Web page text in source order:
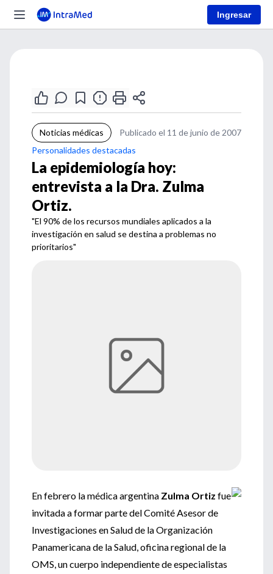
Ingresar
Noticias médicas
Publicado el 11 de junio de 2007
Personalidades destacadas
La epidemiología hoy:
entrevista a la Dra. Zulma
Ortiz.
"El 90% de los recursos mundiales aplicados a la
investigación en salud se destina a problemas no
prioritarios"
En febrero la médica argentina Zulma Ortiz fue
invitada a formar parte del Comité Asesor de
Investigaciones en Salud de la Organización
Panamericana de la Salud, oficina regional de la
OMS, un cuerpo independiente de especialistas